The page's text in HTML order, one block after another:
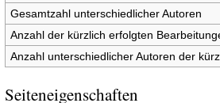
Gesamtzahl unterschiedlicher Autoren
Anzahl der kürzlich erfolgten
Anzahl unterschiedlicher Autoren der
Seiteneigenschaften